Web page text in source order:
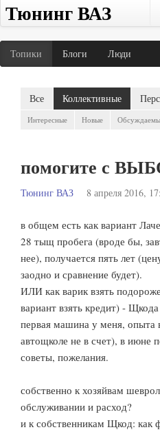
Тюнинг ВАЗ
Топики Блоги Люди
Все Коллективные
Интересные Новые
помогите с
Тюнинг ВАЗ 8 апреля 2016,
в общем есть как вариант
28 тыщ пробега (вроде бы,
нее), получается пять лет
заодно и сравнение будет).
ИЛИ как варик взять
вариант взять кредит) -
первая машина у меня, опыта
автощколе не в счет), в июне
советы, пожелания.
собственно к хозяйвам
обслуживании и расход?
и к собственникам Щкод: как